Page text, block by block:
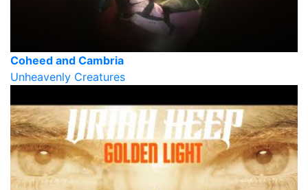
Coheed and Cambria
Unheavenly Creatures